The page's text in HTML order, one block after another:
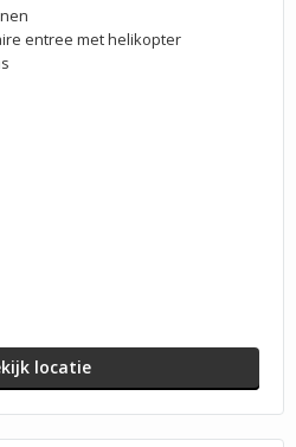
locatie
entree met helikopter